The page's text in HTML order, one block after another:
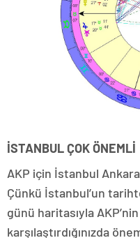
İSTANBUL ÇOK ÖNEMLİ
AKP için İstanbul
Çünkü İstanbul’un
günü haritasıyla
karşılaştırdığınızda